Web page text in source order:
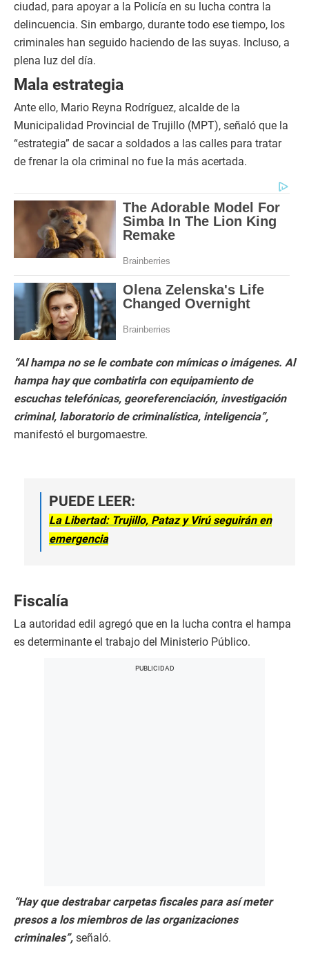
ciudad, para apoyar a la Policía en su lucha contra la
delincuencia. Sin embargo, durante todo ese tiempo, los
criminales han seguido haciendo de las suyas. Incluso, a
plena luz del día.
Mala estrategia
Ante ello, Mario Reyna Rodríguez, alcalde de la
Municipalidad Provincial de Trujillo (MPT), señaló que la
“estrategia” de sacar a soldados a las calles para tratar
de frenar la ola criminal no fue la más acertada.
“Al hampa no se le combate con mímicas o imágenes. Al
hampa hay que combatirla con equipamiento de
escuchas telefónicas, georeferenciación, investigación
criminal, laboratorio de criminalística, inteligencia”,
manifestó el burgomaestre.
PUEDE LEER:
La Libertad: Trujillo, Pataz y Virú seguirán en
emergencia
Fiscalía
La autoridad edil agregó que en la lucha contra el hampa
es determinante el trabajo del Ministerio Público.
“Hay que destrabar carpetas fiscales para así meter
presos a los miembros de las organizaciones
criminales”, señaló.